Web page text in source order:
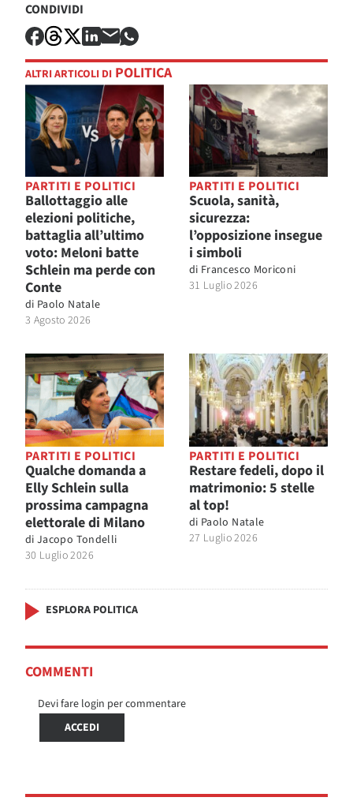
CONDIVIDI
ALTRI ARTICOLI DI POLITICA
PARTITI E POLITICI
Ballottaggio alle
elezioni politiche,
battaglia all’ultimo
voto: Meloni batte
Schlein ma perde con
Conte
di Paolo Natale
3 Agosto 2026
PARTITI E POLITICI
Scuola, sanità,
sicurezza:
l’opposizione insegue
i simboli
di Francesco Moriconi
31 Luglio 2026
PARTITI E POLITICI
Qualche domanda a
Elly Schlein sulla
prossima campagna
elettorale di Milano
di Jacopo Tondelli
30 Luglio 2026
PARTITI E POLITICI
Restare fedeli, dopo il
matrimonio: 5 stelle
al top!
di Paolo Natale
27 Luglio 2026
ESPLORA POLITICA
COMMENTI
Devi fare login per commentare
ACCEDI